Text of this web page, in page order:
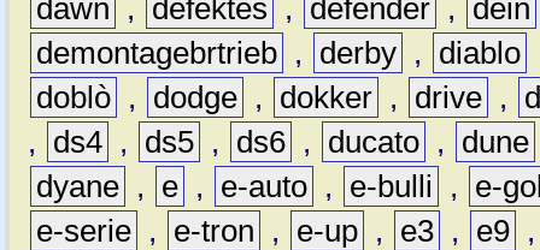
dawn , defektes , defender , dein
demontagebrtrieb , derby , diablo
doblò , dodge , dokker , drive ,
,
ds4 , ds5 , ds6 , ducato , dune
dyane , e , e-auto , e-bulli ,
e-
e-serie , e-tron , e-up , e3 , e9